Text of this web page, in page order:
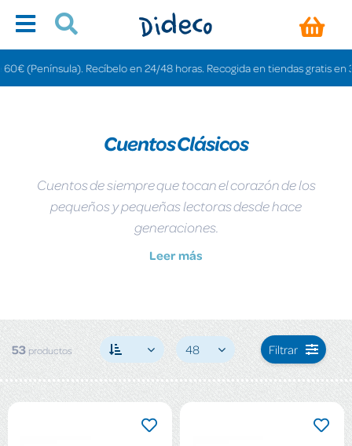
en 24/48 horas. Recogida en tiendas gratis en 3-6 días.
Cuentos Clásicos
Cuentos de siempre que tocan el corazón de los
pequeños y pequeñas lectoras desde hace
generaciones.
Leer más
53 productos 48 Filtrar